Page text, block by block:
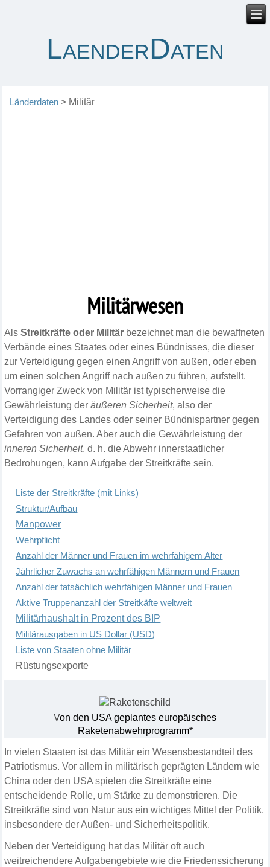
LaenderDaten
Länderdaten > Militär
Militärwesen
AlsStreitkräfte oder Militär bezeichnet man die bewaffneten
Verbände eines Staates oder eines Bündnisses, die dieser
zur Verteidigung gegen einen Angriff von außen, oder eben
um einen solchen Angriff nach außen zu führen, aufstellt.
Vorrangiger Zweck von Militär ist typischerweise die
Gewährleistung deräußeren Sicherheit, also der
Verteidigung des Landes oder seiner Bündnispartner gegen
Gefahren von außen. Aber auch die Gewährleistung der
inneren Sicherheit, d. h. die Abwehr innerstaatlicher
Bedrohungen, kann Aufgabe der Streitkräfte sein.
Liste der Streitkräfte (mit Links)
Struktur/Aufbau
Manpower
Wehrpflicht
Anzahl der Männer und Frauen im wehrfähigem Alter
Jährlicher Zuwachs an wehrfähigen Männern und Frauen
Anzahl der tatsächlich wehrfähigen Männer und Frauen
Aktive Truppenanzahl der Streitkäfte weltweit
Militärhaushalt in Prozent des BIP
Militärausgaben in US Dollar (USD)
Liste von Staaten ohne Militär
Rüstungsexporte
Von den USA geplantes europäisches
Raketenabwehrprogramm*
In vielen Staaten istdas Militärein Wesensbestandteil des
Patriotismus. Vor allem in militärisch geprägten Ländern wie
China oder den USA spielen die Streitkräfte eine
entscheidende Rolle, um Stärke zu demonstrieren. Die
Streitkräfte sind von Natur aus ein wichtiges Mittel der Politik,
insbesondere der Außen- und Sicherheitspolitik.
Neben der Verteidigung hat das Militär oft auch
weitreichendere Aufgabengebiete wie die Friedenssicherung